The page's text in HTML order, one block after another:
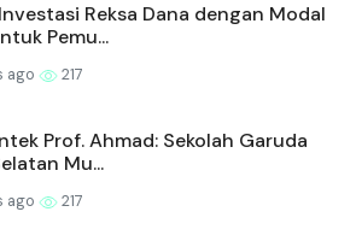
Reksa Dana dengan Modal
Pemu...
ago 217
Prof. Ahmad: Sekolah Garuda
Mu...
ago 217